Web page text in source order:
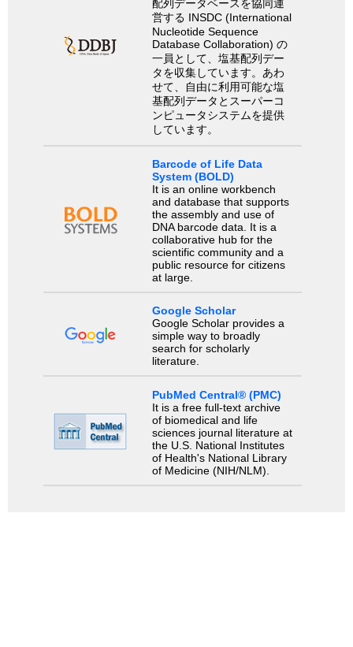
配列データベースを協同運
営する INSDC (International
Nucleotide Sequence
Database Collaboration) の
一員として、塩基配列デー
タを収集しています。あわ
せて、自由に利用可能な塩
基配列データとスーパーコ
ンピュータシステムを提供
しています。
Barcode of Life Data
System (BOLD)
It is an online workbench
and database that supports
the assembly and use of
DNA barcode data. It is a
collaborative hub for the
scientific community and a
public resource for citizens
at large.
Google Scholar
Google Scholar provides a
simple way to broadly
search for scholarly
literature.
PubMed Central® (PMC)
It is a free full-text archive
of biomedical and life
sciences journal literature at
the U.S. National Institutes
of Health's National Library
of Medicine (NIH/NLM).